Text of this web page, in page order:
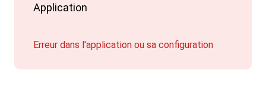
Application
Erreur dans l'application ou sa configuration